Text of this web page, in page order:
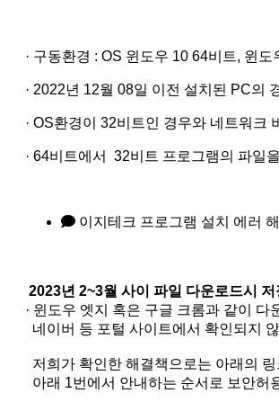
· 구동환경 : OS 윈도우 10 64비트, 윈
· 2022년 12월 08일 이전 설치된 PC의
· OS환경이 32비트인 경우와 네트워크
· 64비트에서 32비트 프로그램의 파일
이지테크 프로그램 설치 에러
2023년 2~3월 사이 파일 다운로드시
· 윈도우 엣지 혹은 구글 크롬과 같이
네이버 등 포털 사이트에서 확인되지
저희가 확인한 해결책으로는 아래의
아래 1번에서 안내하는 순서로 보안허